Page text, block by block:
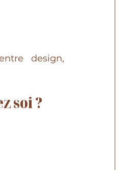
design,
soi ?